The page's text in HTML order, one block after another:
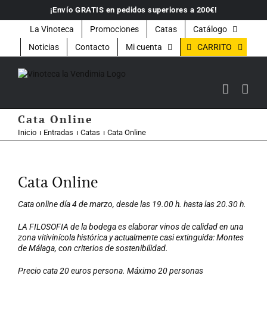
contenido
¡Envío GRATIS en pedidos superiores a 200€!
La Vinoteca Promociones Catas
Catálogo
Noticias
Contacto Mi cuenta CARRITO
Cata Online
Inicio Entradas Catas Cata Online
más
Cata Online
Cata online día 4 de marzo, desde las 19.00 h. hasta las 20.30 h.
LA FILOSOFIA de la bodega es elaborar vinos de calidad en una
zona vitivinícola histórica y actualmente casi extinguida: Montes
de Málaga, con criterios de sostenibilidad.
Precio cata 20 euros persona. Máximo 20 personas